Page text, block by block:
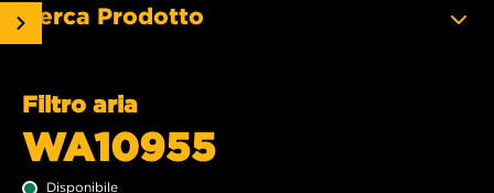
Cerca Prodotto
Filtro aria
WA10955
Disponibile